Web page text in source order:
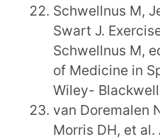
Schwellnus M,
Swart J.
Schwellnus M,
of Medicine in
Wiley-
van Doremalen
Morris DH, et